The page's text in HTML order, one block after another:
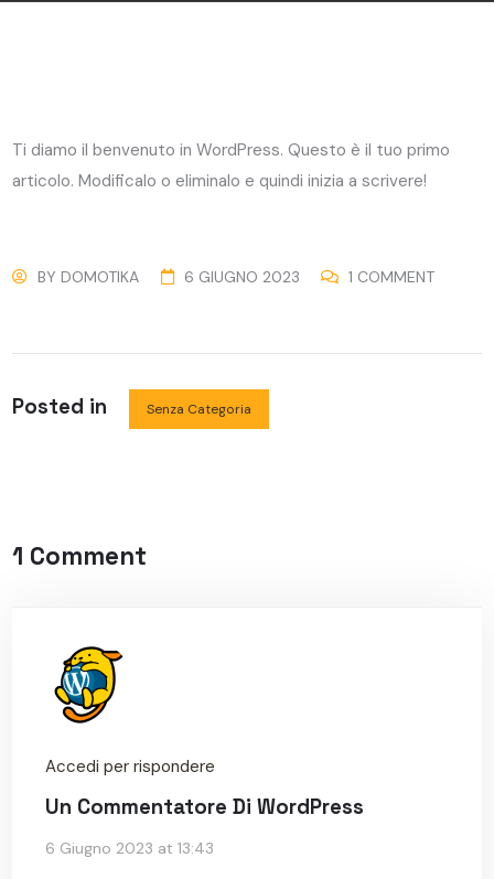
Ti diamo il benvenuto in WordPress. Questo è il tuo primo
articolo. Modificalo o eliminalo e quindi inizia a scrivere!
BYDOMOTIKA 6 GIUGNO 2023 1 COMMENT
Posted in Senza Categoria
1 Comment
Accedi per rispondere
Un Commentatore Di WordPress
6 Giugno 2023 at 13:43